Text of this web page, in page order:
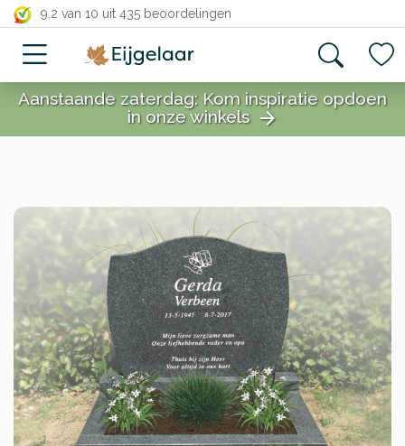
9.2 van 10 uit 435 beoordelingen
close
close
Aanstaande zaterdag: Kom inspiratie opdoen
in onze winkels arrow_forward